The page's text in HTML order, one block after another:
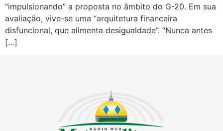
“impulsionando” a proposta no âmbito do G-20. Em sua
avaliação, vive-se uma “arquitetura financeira
disfuncional, que alimenta desigualdade”. “Nunca antes
[…]